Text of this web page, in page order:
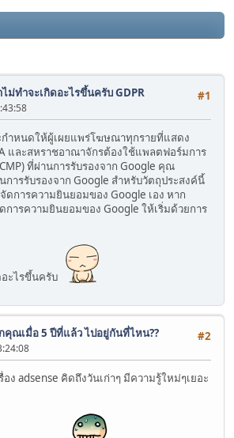
#1
ไม่ทำจะเกิดอะไรขึ้นครับ GDPR
กําหนดให้ผู้เผยแพร่โฆษณาทุกรายที่แสดง
และสหราชอาณาจักรต้องใช้แพลตฟอร์มการ
ที่ผ่านการรับรองจาก Google คุณ
การรับรองจาก Google สำหรับวัตถุประสงค์นี้
ดการความยินยอมของ Google เอง หาก
ารความยินยอมของ Google ให้เริ่มด้วยการ
อะไรขึ้นครับ
#2
คุณเมื่อ 5 ปีที่แล้ว ไปอยู่กันที่ไหน??
ง adsense คิดถึงวันเก่าๆ มีความรู้ใหม่ๆเยอะ